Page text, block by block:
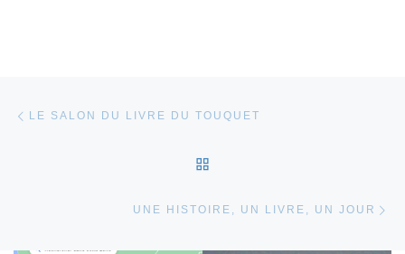
LE SALON DU LIVRE DU TOUQUET
UNE HISTOIRE, UN LIVRE, UN JOUR